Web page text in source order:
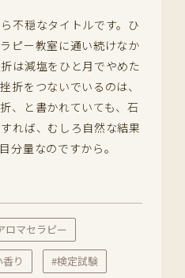
不穏なタイトルです。ひ
ピー教室に通い続けなか
は減塩をひと月でやめた
折をつないでいるのは、
、と書かれていても、石
れば、むしろ自然な結果
分量なのですから。
ロマセラピー
り #検定試験